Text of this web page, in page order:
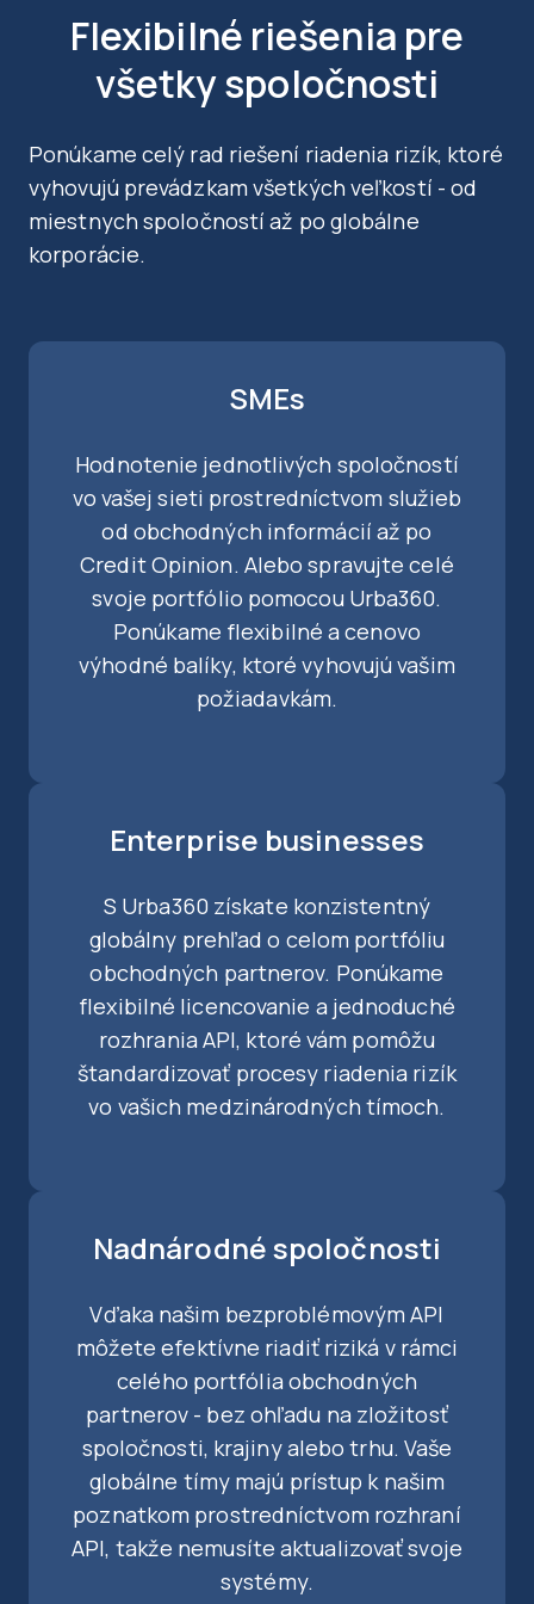
Flexibilné riešenia pre
všetky spoločnosti
Ponúkame celý rad riešení riadenia rizík, ktoré
vyhovujú prevádzkam všetkých veľkostí - od
miestnych spoločností až po globálne
korporácie.
SMEs
Hodnotenie jednotlivých spoločností
vo vašej sieti prostredníctvom služieb
od obchodných informácií až po
Credit Opinion. Alebo spravujte celé
svoje portfólio pomocou Urba360.
Ponúkame flexibilné a cenovo
výhodné balíky, ktoré vyhovujú vašim
požiadavkám.
Enterprise businesses
S Urba360 získate konzistentný
globálny prehľad o celom portfóliu
obchodných partnerov. Ponúkame
flexibilné licencovanie a jednoduché
rozhrania API, ktoré vám pomôžu
štandardizovať procesy riadenia rizík
vo vašich medzinárodných tímoch.
Nadnárodné spoločnosti
Vďaka našim bezproblémovým API
môžete efektívne riadiť riziká v rámci
celého portfólia obchodných
partnerov - bez ohľadu na zložitosť
spoločnosti, krajiny alebo trhu. Vaše
globálne tímy majú prístup k našim
poznatkom prostredníctvom rozhraní
API, takže nemusíte aktualizovať svoje
systémy.